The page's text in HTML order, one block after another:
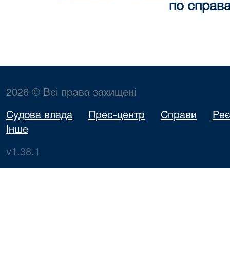
по
2026 © Всі права захищені
Судова влада Прес-центр Справи
Інше
v1.38.1